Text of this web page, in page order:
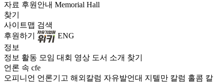
자료 후원안내 Memorial Hall
찾기
사이트맵 검색
후원하기
ENG
정보
정보 활동 모임 대회 영상 도서 소개 찾기
언론 속 cfe
오피니언 언론기고 해외칼럼 자유발언대 지텔만 칼럼 홀콤 칼